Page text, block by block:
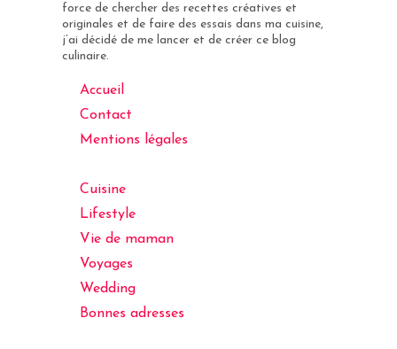
force de chercher des recettes créatives et
originales et de faire des essais dans ma cuisine,
j’ai décidé de me lancer et de créer ce blog
culinaire.
Accueil
Contact
Mentions légales
Cuisine
Lifestyle
Vie de maman
Voyages
Wedding
Bonnes adresses